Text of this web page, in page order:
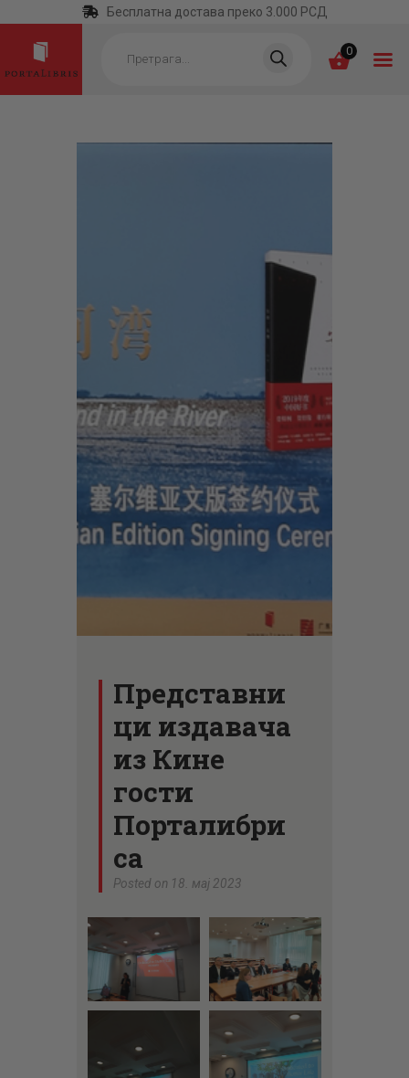
Бесплатна достава преко 3.000 РСД
search 0
ЗАБОРАВА
АУТОРИ
ЦЕНОВНИК
ПИСМО
Представни
ци издавача
из Кине
гости
Порталибри
са
Posted on 18. мај 2023